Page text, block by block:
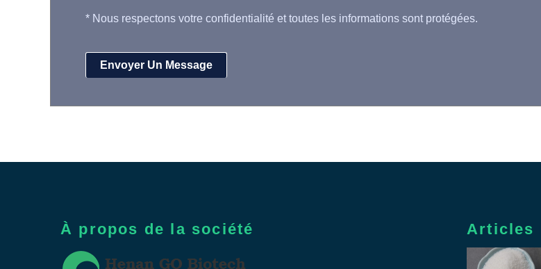
* Nous respectons votre confidentialité et toutes les informations sont protégées.
À propos de la société Articles